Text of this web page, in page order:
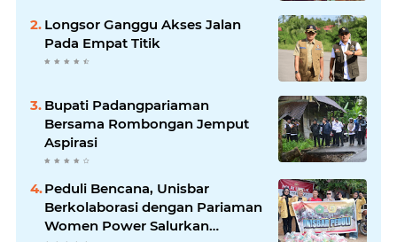
Longsor Ganggu Akses Jalan
Pada Empat Titik
Bupati Padangpariaman
Bersama Rombongan Jemput
Aspirasi
Peduli Bencana, Unisbar
Berkolaborasi dengan Pariaman
Women Power Salurkan